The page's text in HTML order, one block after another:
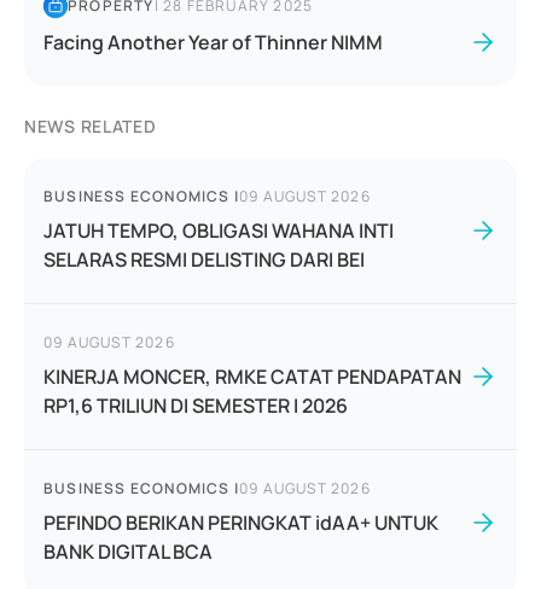
PROPERTY|28 FEBRUARY 2025
Facing Another Year of Thinner NIMM
NEWS RELATED
BUSINESS ECONOMICS |09 AUGUST 2026
JATUH TEMPO, OBLIGASI WAHANA INTI
SELARAS RESMI DELISTING DARI BEI
09 AUGUST 2026
KINERJA MONCER, RMKE CATAT PENDAPATAN
RP1,6 TRILIUN DI SEMESTER I 2026
BUSINESS ECONOMICS |09 AUGUST 2026
PEFINDO BERIKAN PERINGKAT idAA+ UNTUK
BANK DIGITAL BCA